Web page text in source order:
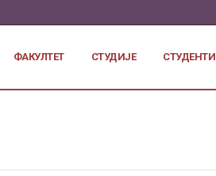
ФАКУЛТЕТ СТУДИЈЕ СТУДЕНТИ